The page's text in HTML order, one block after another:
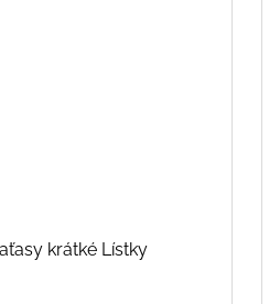
krátké Lístky